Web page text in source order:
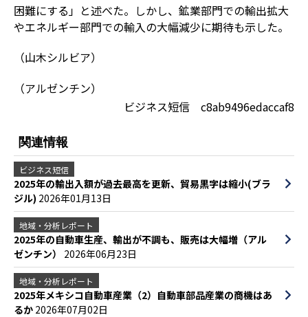
困難にする」と述べた。しかし、鉱業部門での輸出拡大
やエネルギー部門での輸入の大幅減少に期待も示した。
（山木シルビア）
（アルゼンチン）
ビジネス短信 c8ab9496edaccaf8
関連情報
ビジネス短信
2025年の輸出入額が過去最高を更新、貿易黒字は縮小(ブラ
ジル) 2026年01月13日
地域・分析レポート
2025年の自動車生産、輸出が不調も、販売は大幅増（アル
ゼンチン） 2026年06月23日
地域・分析レポート
2025年メキシコ自動車産業（2）自動車部品産業の商機はあ
るか 2026年07月02日